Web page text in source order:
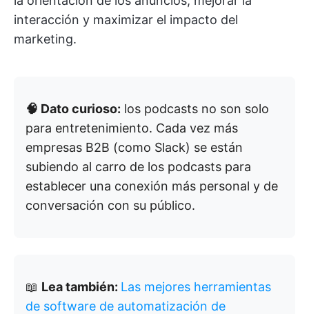
interacción y maximizar el impacto del
marketing.
🧠 Dato curioso: los podcasts no son solo
para entretenimiento. Cada vez más
empresas B2B (como Slack) se están
subiendo al carro de los podcasts para
establecer una conexión más personal y de
conversación con su público.
📖 Lea también: Las mejores herramientas
de software de automatización de